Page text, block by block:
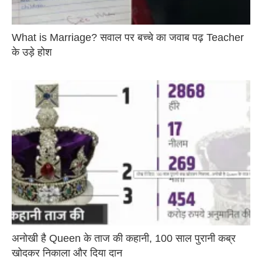
What is Marriage? सवाल पर बच्चे का जवाब पढ़ Teacher
के उड़े होश
अनोखी है Queen के ताज की कहानी, 100 साल पुरानी कब्र
खोदकर निकाला और दिया दान